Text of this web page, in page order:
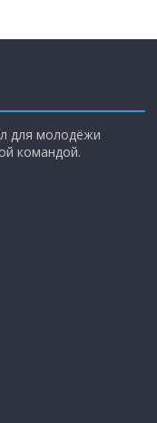
для молодёжи
командой.